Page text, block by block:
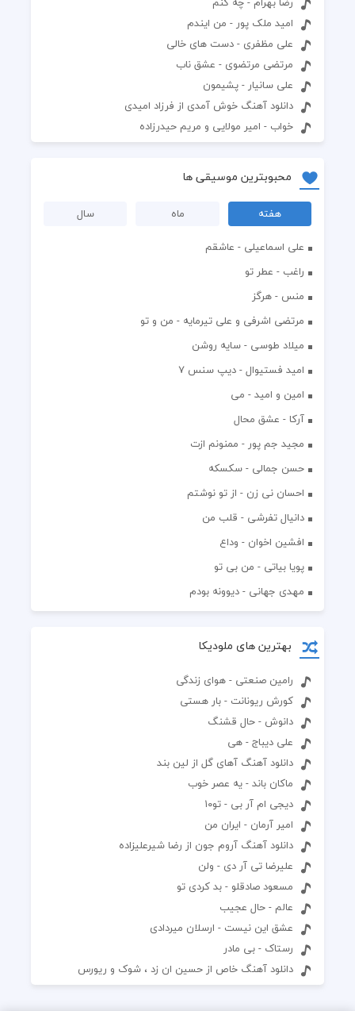
امید ملک پور - من ایندم
علی مظفری - دست های خالی
مرتضی مرتضوی - عشق ناب
علی سانیار - پشیمون
دانلود آهنگ خوش آمدی از فرزاد امیدی
خواب - امیر مولایی و مریم حیدرزاده
محبوبترین موسیقی ها
هفته ماه
سال
علی اسماعیلی - عاشقم
راغب - عطر تو
منس - هرگز
مرتضی اشرفی و علی تیرمایه - من و تو
میلاد طوسی - سایه روشن
اميد فستيوال - ديپ سنس ۷
امین و امید - می
آرکا - عشق محال
مجید جم پور - ممنونم ازت
حسن جمالی - سکسکه
احسان نی زن - از تو نوشتم
دانیال تفرشی - قلب من
افشين اخوان - وداع
پویا بیاتی - من بی تو
مهدی جهانی - دیوونه بودم
بهترین های ملودیکا
رامین صنعتی - هوای زندگی
کورش ریونانت - بار هستی
دانوش - حال قشنگ
علی دیباج - هی
دانلود آهنگ آهای گل از لین بند
ماکان باند - یه عصر خوب
دیجی ام آر بی - تو۱۰
امیر آرمان - ایران من
دانلود آهنگ آروم جون از رضا شیرعلیزاده
علیرضا تی آر دی - ولن
مسعود صادقلو - بد کردی تو
عالم - حال عجیب
عشق این نیست - ارسلان میردادی
رستاک - بی مادر
دانلود آهنگ خاص از حسین ان زد ، شوک و ریورس